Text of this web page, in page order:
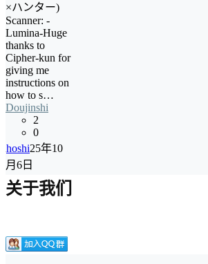
×ハンター)
Scanner: -
Lumina-Huge
thanks to
Cipher-kun for
giving me
instructions on
how to s…
Doujinshi
2
0
hoshi25年10
月6日
关于我们